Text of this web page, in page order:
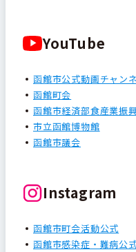
YouTube
函館市公式動画チャン
函館町会
函館市経済部食産業振
市立函館博物館
函館市議会
Instagram
函館市町会活動公式
函館市感染症・難病公